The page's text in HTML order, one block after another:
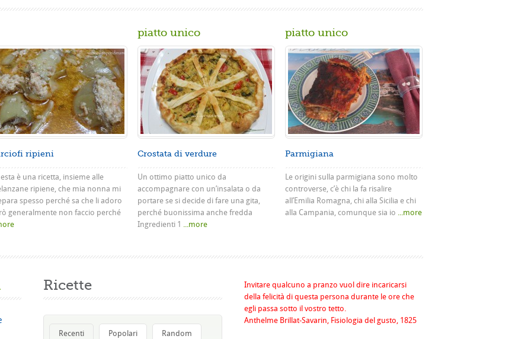
ripieni
è una ricetta, insieme alle
ripiene, che mia nonna mi
spesso perché sa che li adoro
generalmente non faccio perché
piatto unico
Crostata di verdure
Un ottimo piatto unico da
accompagnare con un’insalata o da
portare se si decide di fare una gita,
perché buonissima anche fredda
Ingredienti 1 ...more
piatto unico
Parmigiana
Le origini sulla parmigiana sono molto
controverse, c’è chi la fa risalire
all’Emilia Romagna, chi alla Sicilia e chi
alla Campania, comunque sia io ...more
Ricette
Recenti Popolari Random
Invitare qualcuno a pranzo vuol dire incaricarsi
della felicità di questa persona durante le ore che
egli passa sotto il vostro tetto.
Anthelme Brillat-Savarin, Fisiologia del gusto, 1825